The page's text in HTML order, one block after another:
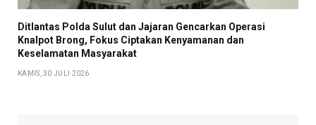
Ditlantas Polda Sulut dan Jajaran Gencarkan Operasi
Knalpot Brong, Fokus Ciptakan Kenyamanan dan
Keselamatan Masyarakat
KAMIS, 30 JULI 2026